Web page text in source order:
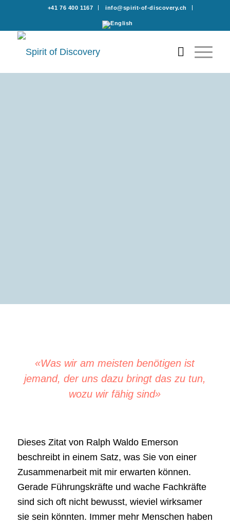
+41 76 400 1167 info@spirit-of-discovery.ch
«Was wir am meisten benötigen ist
jemand, der uns dazu bringt das zu tun,
wozu wir fähig sind»
Dieses Zitat von Ralph Waldo Emerson
beschreibt in einem Satz, was Sie von einer
Zusammenarbeit mit mir erwarten können.
Gerade Führungskräfte und wache Fachkräfte
sind sich oft nicht bewusst, wieviel wirksamer
sie sein könnten. Immer mehr Menschen haben